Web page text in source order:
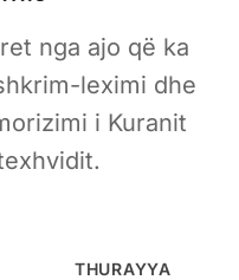
nga ajo që ka
leximi dhe
i Kuranit
THURAYYA